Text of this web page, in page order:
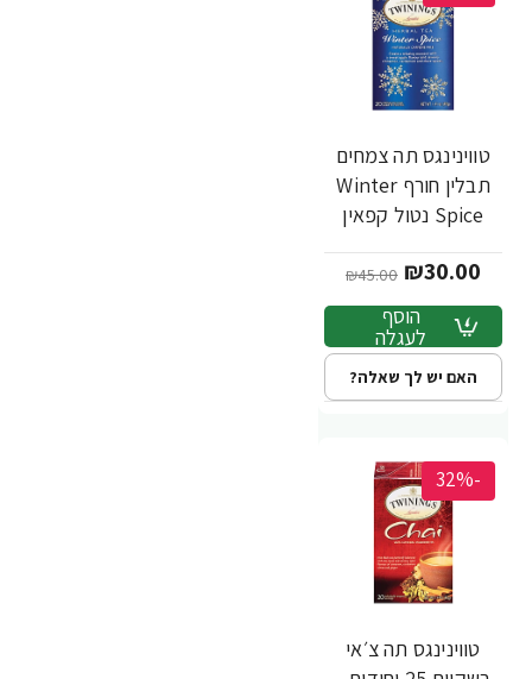
טווינינגס תה צמחים
תבלין חורף Winter
Spice נטול קפאין
Twinings
₪30.00
₪45.00
הוסף
לעגלה
האם יש לך שאלה?
-32%
טווינינגס תה צ׳אי